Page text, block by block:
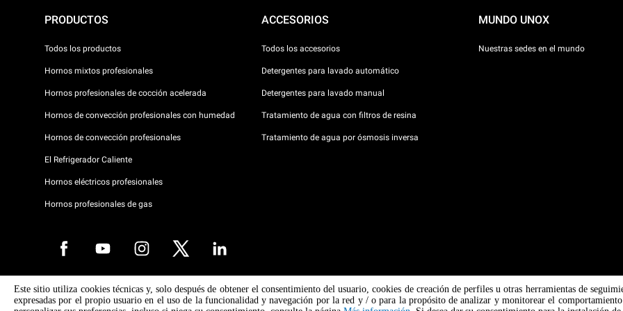
PRODUCTOS
Todos los productos
Hornos mixtos profesionales
Hornos profesionales de cocción acelerada
Hornos de convección profesionales con humedad
Hornos de convección profesionales
El Refrigerador Caliente
Hornos eléctricos profesionales
Hornos profesionales de gas
ACCESORIOS
Todos los accesorios
Detergentes para lavado automático
Detergentes para lavado manual
Tratamiento de agua con filtros de resina
Tratamiento de agua por ósmosis inversa
MUNDO UNOX
Nuestras sedes en el mundo
Copyright 2026 UNOX SpA Todos los derechos reservados. Reg. Imp. Padova n
° 04230750285 - REA Padova 372835 - Cap. Soc. 5.000.000 € iv - P.IVA / CF
Aviso
Este sitio utiliza cookies técnicas y, solo después de obtener el consentimiento del usuario, cookies de creación de perfiles u otras herramientas de
expresadas por el propio usuario en el uso de la funcionalidad y navegación por la red y / o para la propósito de analizar y monitorear el